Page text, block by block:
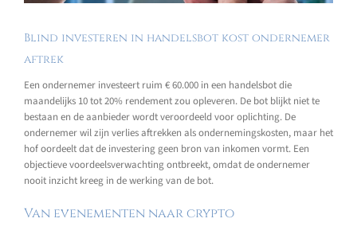
Blind investeren in handelsbot kost ondernemer
aftrek
Een ondernemer investeert ruim € 60.000 in een handelsbot die
maandelijks 10 tot 20% rendement zou opleveren. De bot blijkt niet te
bestaan en de aanbieder wordt veroordeeld voor oplichting. De
ondernemer wil zijn verlies aftrekken als ondernemingskosten, maar het
hof oordeelt dat de investering geen bron van inkomen vormt. Een
objectieve voordeelsverwachting ontbreekt, omdat de ondernemer
nooit inzicht kreeg in de werking van de bot.
Van evenementen naar crypto